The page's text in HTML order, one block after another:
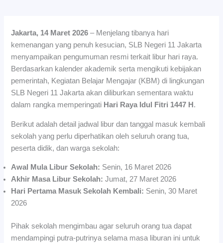
Jakarta, 14 Maret 2026 – Menjelang tibanya hari
kemenangan yang penuh kesucian, SLB Negeri 11 Jakarta
menyampaikan pengumuman resmi terkait libur hari raya.
Berdasarkan kalender akademik serta mengikuti kebijakan
pemerintah, Kegiatan Belajar Mengajar (KBM) di lingkungan
SLB Negeri 11 Jakarta akan diliburkan sementara waktu
dalam rangka memperingati Hari Raya Idul Fitri 1447 H .
Berikut adalah detail jadwal libur dan tanggal masuk kembali
sekolah yang perlu diperhatikan oleh seluruh orang tua,
peserta didik, dan warga sekolah:
Awal Mula Libur Sekolah: Senin, 16 Maret 2026
Akhir Masa Libur Sekolah: Jumat, 27 Maret 2026
Hari Pertama Masuk Sekolah Kembali: Senin, 30 Maret
2026
Pihak sekolah mengimbau agar seluruh orang tua dapat
mendampingi putra-putrinya selama masa liburan ini untuk